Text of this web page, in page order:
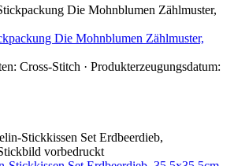
Die Mohnblumen Zählmuster,
Cross-Stitch · Produkterzeugungsdatum: